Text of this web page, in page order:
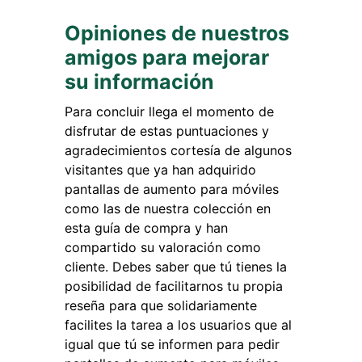
Opiniones de nuestros
amigos para mejorar
su información
Para concluir llega el momento de
disfrutar de estas puntuaciones y
agradecimientos cortesía de algunos
visitantes que ya han adquirido
pantallas de aumento para móviles
como las de nuestra colección en
esta guía de compra y han
compartido su valoración como
cliente. Debes saber que tú tienes la
posibilidad de facilitarnos tu propia
reseña para que solidariamente
facilites la tarea a los usuarios que al
igual que tú se informen para pedir